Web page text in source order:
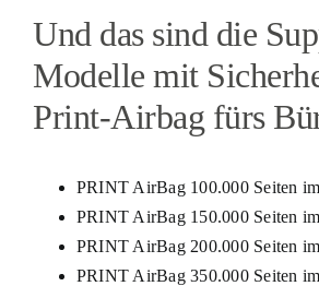
Und das sind die
Modelle mit
Print-Airbag fürs
PRINT AirBag 100.000 Seiten
PRINT AirBag 150.000 Seiten
PRINT AirBag 200.000 Seiten
PRINT AirBag 350.000 Seiten